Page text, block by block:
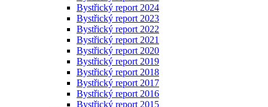
Bystřický report 2024
Bystřický report 2023
Bystřický report 2022
Bystřický report 2021
Bystřický report 2020
Bystřický report 2019
Bystřický report 2018
Bystřický report 2017
Bystřický report 2016
Bystřický report 2015